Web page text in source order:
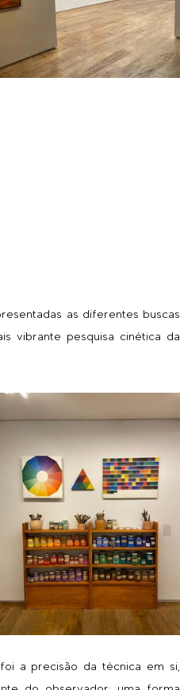
as diferentes buscas
vibrante pesquisa cinética da
a precisão da técnica em si,